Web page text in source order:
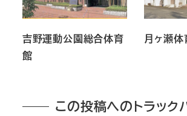
吉野運動公園総合体育
館
月ヶ瀬体
この投稿へのトラック